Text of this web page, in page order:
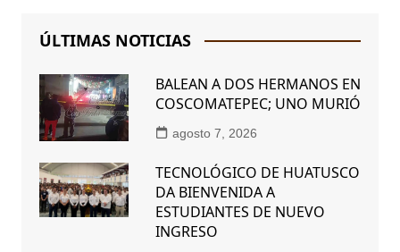
ÚLTIMAS NOTICIAS
BALEAN A DOS HERMANOS EN
COSCOMATEPEC; UNO MURIÓ
agosto 7, 2026
TECNOLÓGICO DE HUATUSCO
DA BIENVENIDA A
ESTUDIANTES DE NUEVO
INGRESO